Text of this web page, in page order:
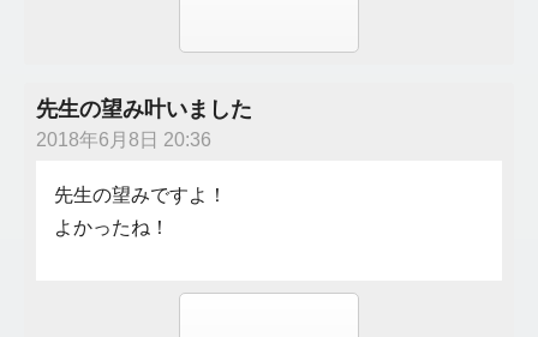
先生の望み叶いました
2018年6月8日 20:36
先生の望みですよ！
よかったね！